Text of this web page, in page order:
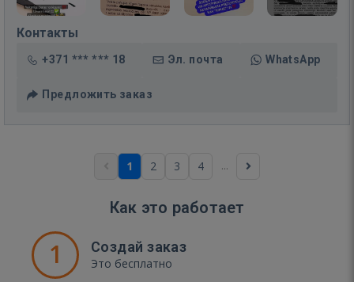
Контакты
+371 *** *** 18 Эл. почта WhatsApp
Предложить заказ
1 2 3 4 ...
Как это работает
1 Создай заказ
Это бесплатно